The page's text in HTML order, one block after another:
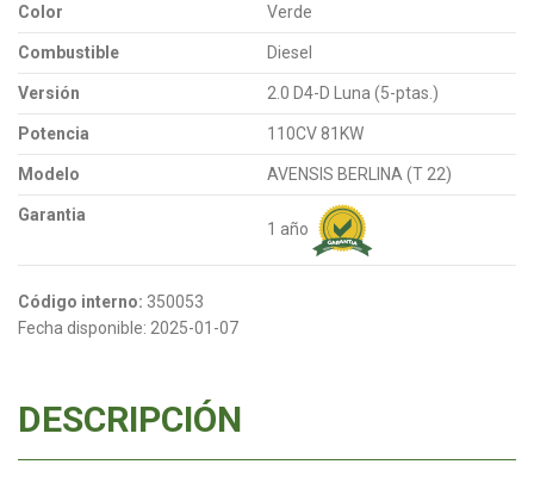
Color Verde
Combustible Diesel
Versión 2.0 D4-D Luna (5-ptas.)
Potencia 110CV 81KW
Modelo AVENSIS BERLINA (T 22)
Garantia
1 año
Código interno: 350053
Fecha disponible: 2025-01-07
DESCRIPCIÓN